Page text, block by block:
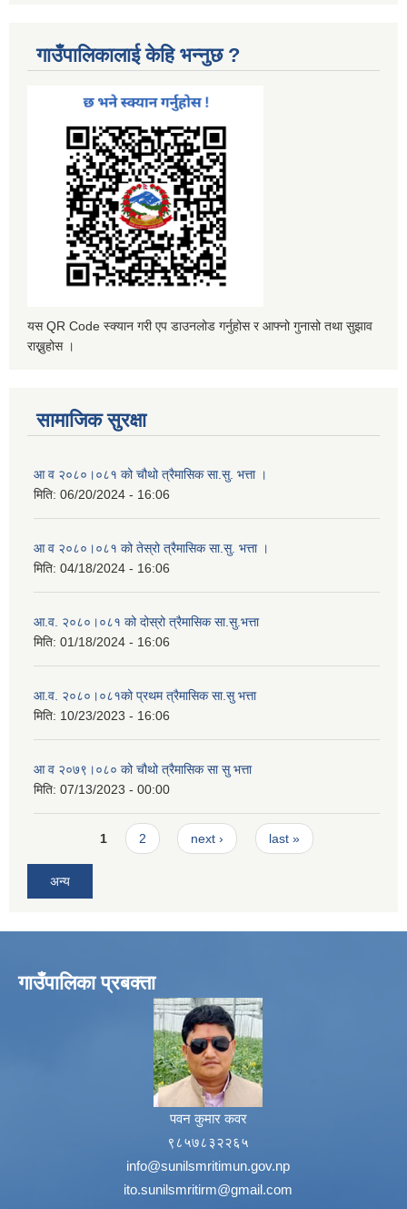
गाउँपालिकालाई केहि भन्नुछ ?
यस QR Code स्क्यान गरी एप डाउनलोड गर्नुहोस र आफ्नो गुनासो तथा सुझाव
राख्नुहोस ।
सामाजिक सुरक्षा
आ व २०८०।०८१ को चौथो त्रैमासिक सा.सु. भत्ता ।
मिति: 06/20/2024 - 16:06
आ व २०८०।०८१ को तेस्रो त्रैमासिक सा.सु. भत्ता ।
मिति: 04/18/2024 - 16:06
आ.व. २०८०।०८१ को दोस्रो त्रैमासिक सा.सु.भत्ता
मिति: 01/18/2024 - 16:06
आ.व. २०८०।०८१को प्रथम त्रैमासिक सा.सु भत्ता
मिति: 10/23/2023 - 16:06
आ व २०७९।०८० को चौथो त्रैमासिक सा सु भत्ता
मिति: 07/13/2023 - 00:00
Pages1 2 next › last »
अन्य
गाउँपालिका प्रबक्ता
पवन कुमार कवर
९८५७८३२२६५
info@sunilsmritimun.gov.np
ito.sunilsmritirm@gmail.com